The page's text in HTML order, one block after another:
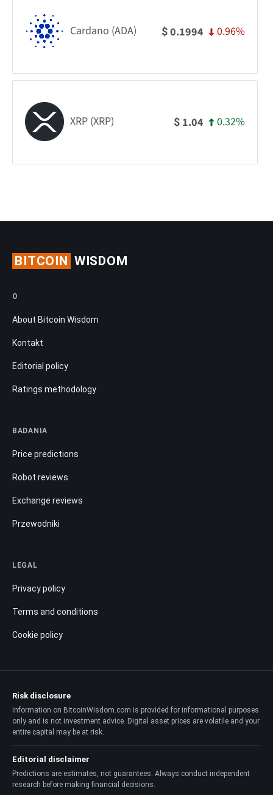
Cardano (ADA) $0.1994 0.96%
XRP (XRP) $ 1.04 0.32%
BITCOIN WISDOM
O
About Bitcoin Wisdom
Kontakt
Editorial policy
Ratings methodology
BADANIA
Price predictions
Robot reviews
Exchange reviews
Przewodniki
LEGAL
Privacy policy
Terms and conditions
Cookie policy
Risk disclosure
Information on BitcoinWisdom.com is provided for informational purposes
only and is not investment advice. Digital asset prices are volatile and your
entire capital may be at risk.
Editorial disclaimer
Predictions are estimates, not guarantees. Always conduct independent
research before making financial decisions.